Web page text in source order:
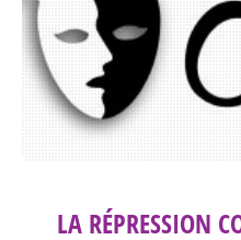
LA RÉPRESSION